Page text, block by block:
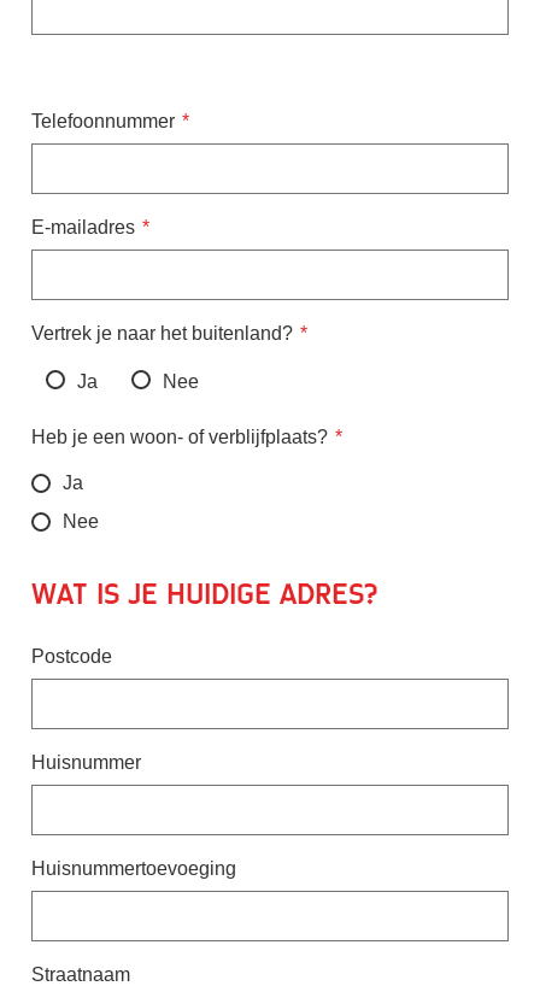
Telefoonnummer
E-mailadres
Vertrek je naar het buitenland?
Ja Nee
Heb je een woon- of verblijfplaats?
Ja
Nee
Wat is je huidige adres?
Postcode
Huisnummer
Huisnummertoevoeging
Straatnaam